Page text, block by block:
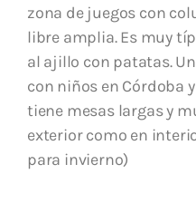
zona de juegos con
libre amplia. Es muy
al ajillo con patatas.
con niños en Córdoba
tiene mesas largas y
exterior como en
para invierno)